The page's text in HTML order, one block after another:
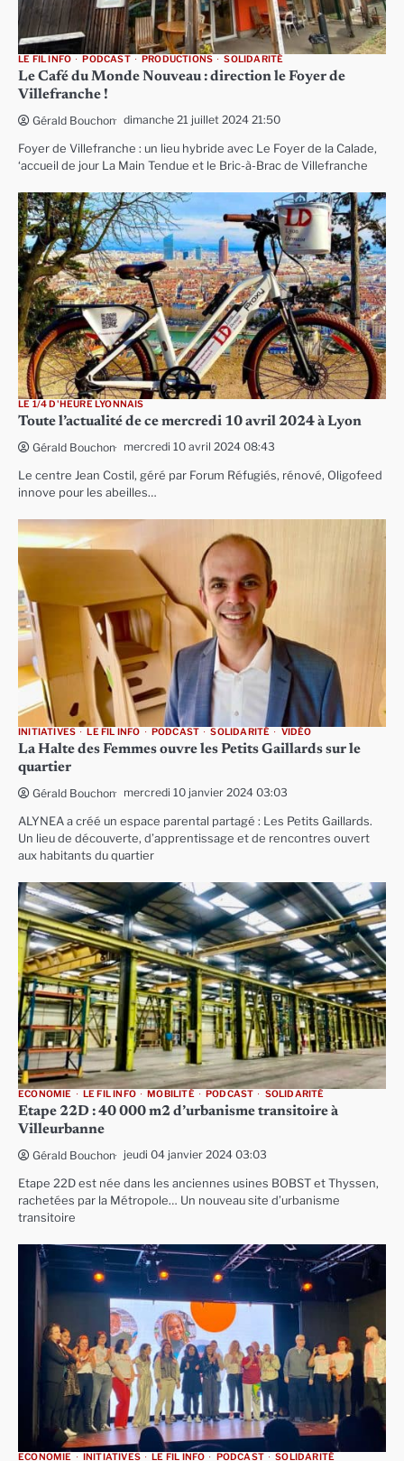
LE FIL INFO PODCAST PRODUCTIONS SOLIDARITÉ
Le Café du Monde Nouveau : direction le Foyer de
Villefranche !
Gérald Bouchon dimanche 21 juillet 2024 21:50
Foyer de Villefranche : un lieu hybride avec Le Foyer de la Calade,
‘accueil de jour La Main Tendue et le Bric-à-Brac de Villefranche
LE 1/4 D'HEURE LYONNAIS
Toute l’actualité de ce mercredi 10 avril 2024 à Lyon
Gérald Bouchon mercredi 10 avril 2024 08:43
Le centre Jean Costil, géré par Forum Réfugiés, rénové, Oligofeed
innove pour les abeilles…
INITIATIVES LE FIL INFO PODCAST SOLIDARITÉ VIDÉO
La Halte des Femmes ouvre les Petits Gaillards sur le
quartier
Gérald Bouchon mercredi 10 janvier 2024 03:03
ALYNEA a créé un espace parental partagé : Les Petits Gaillards.
Un lieu de découverte, d’apprentissage et de rencontres ouvert
aux habitants du quartier
ECONOMIE LE FIL INFO MOBILITÉ PODCAST SOLIDARITÉ
Etape 22D : 40 000 m2 d’urbanisme transitoire à
Villeurbanne
Gérald Bouchon jeudi 04 janvier 2024 03:03
Etape 22D est née dans les anciennes usines BOBST et Thyssen,
rachetées par la Métropole… Un nouveau site d’urbanisme
transitoire
ECONOMIE INITIATIVES LE FIL INFO PODCAST SOLIDARITÉ